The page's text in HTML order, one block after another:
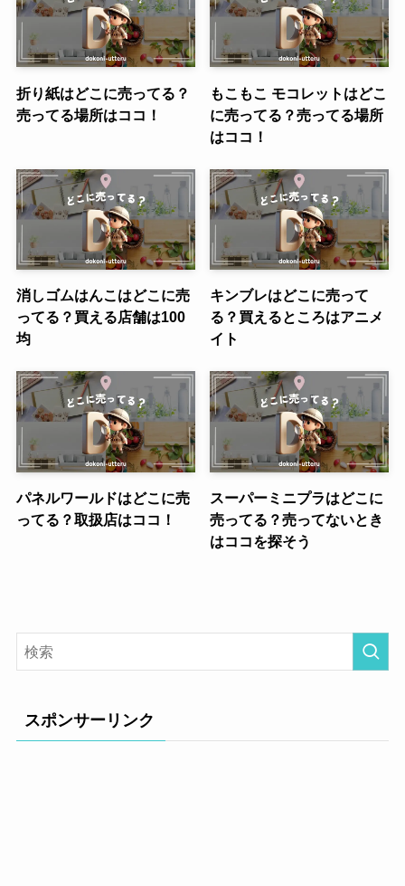
折り紙はどこに売ってる？
売ってる場所はココ！
もこもこ モコレットはどこ
に売ってる？売ってる場所
はココ！
消しゴムはんこはどこに売
ってる？買える店舗は100
均
キンブレはどこに売って
る？買えるところはアニメ
イト
パネルワールドはどこに売
ってる？取扱店はココ！
スーパーミニプラはどこに
売ってる？売ってないとき
はココを探そう
スポンサーリンク